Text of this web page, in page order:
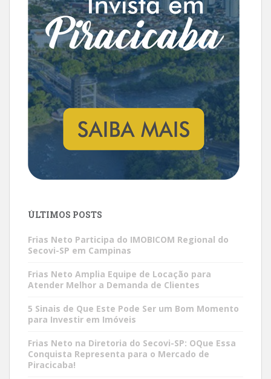
ÚLTIMOS POSTS
Frias Neto Participa do IMOBICOM Regional do
Secovi-SP em Campinas
Frias Neto Amplia Equipe de Locação para
Atender Melhor a Demanda de Clientes
5 Sinais de Que Este Pode Ser um Bom Momento
para Investir em Imóveis
Frias Neto na Diretoria do Secovi-SP: OQue Essa
Conquista Representa para o Mercado de
Piracicaba!